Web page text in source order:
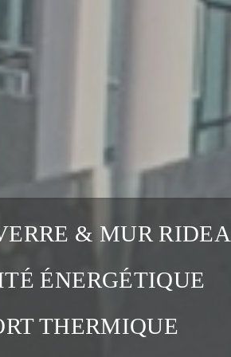
& MUR
ÉNERGÉTIQUE
THERMIQUE